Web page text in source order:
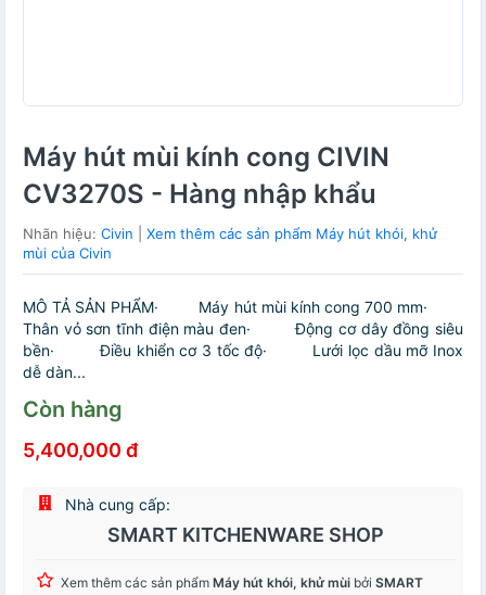
Máy hút mùi kính cong CIVIN
CV3270S - Hàng nhập khẩu
Nhãn hiệu: Civin
Xem thêm các sản phẩm Máy hút khói, khử
mùi của Civin
MÔ TẢ SẢN PHẨM· Máy hút mùi kính cong 700 mm·
Thân vỏ sơn tĩnh điện màu đen· Động cơ dây đồng siêu
bền· Điều khiển cơ 3 tốc độ· Lưới lọc dầu mỡ Inox
dễ dàn...
Còn hàng
5,400,000 đ
Nhà cung cấp:
SMART KITCHENWARE SHOP
Xem thêm các sản phẩm Máy hút khói, khử mùi bởi SMART